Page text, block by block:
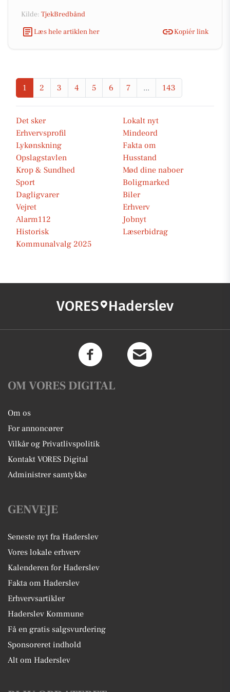
Kilde: TjekBredbånd
Læs hele artiklen her
Kopiér link
1 2 3 4 5 6 7 ... 143
Det sker
Lokalt nyt
Erhvervsprofil
Mindeord
Lykønskning
Fakta om
Opslagstavlen
Husstand
Krop & Sundhed
Mød dine naboer
Sport
Boligmarked
Dagligvarer
Biler
Vejret
Erhverv
Alarm112
Jobnyt
Historisk
Læserbidrag
Kommunalvalg 2025
VORES Haderslev
OM VORES DIGITAL
Om os
For annoncører
Vilkår og Privatlivspolitik
Kontakt VORES Digital
Administrer samtykke
GENVEJE
Seneste nyt fra Haderslev
Vores lokale erhverv
Kalenderen for Haderslev
Fakta om Haderslev
Erhvervsartikler
Haderslev Kommune
Få en gratis salgsvurdering
Sponsoreret indhold
Alt om Haderslev